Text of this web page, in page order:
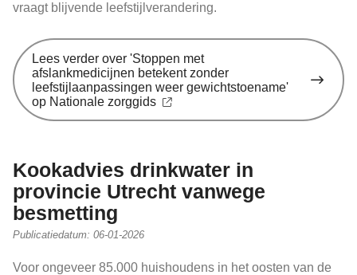
vraagt blijvende leefstijlverandering.
Lees verderover 'Stoppen met
afslankmedicijnen betekent zonder
leefstijlaanpassingen weer gewichtstoename'
op Nationale zorggids
Kookadvies drinkwater in
provincie Utrecht vanwege
besmetting
Publicatiedatum: 06-01-2026
Voor ongeveer 85.000 huishoudens in het oosten van de